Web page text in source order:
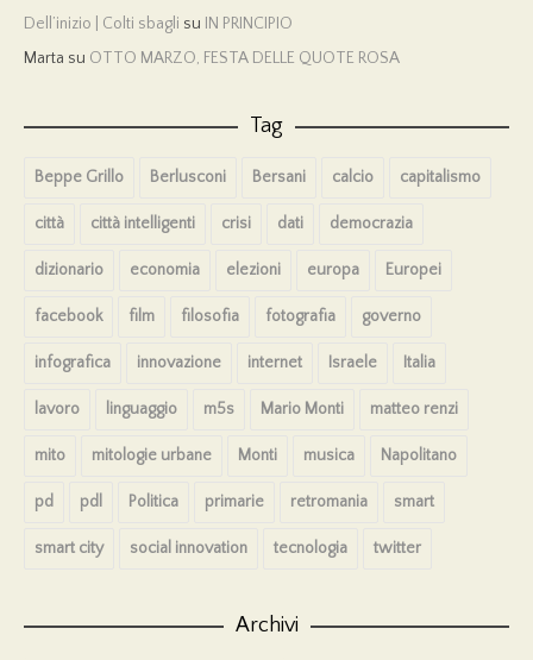
Dell’inizio | Colti sbagli su IN PRINCIPIO
Marta su OTTO MARZO, FESTA DELLE QUOTE ROSA
Tag
Beppe Grillo Berlusconi Bersani calcio capitalismo
città città intelligenti crisi dati democrazia
dizionario economia elezioni europa Europei
facebook film filosofia fotografia governo
infografica innovazione internet Israele Italia
lavoro linguaggio m5s Mario Monti matteo renzi
mito mitologie urbane Monti musica Napolitano
pd pdl Politica primarie retromania smart
smart city social innovation tecnologia twitter
Archivi